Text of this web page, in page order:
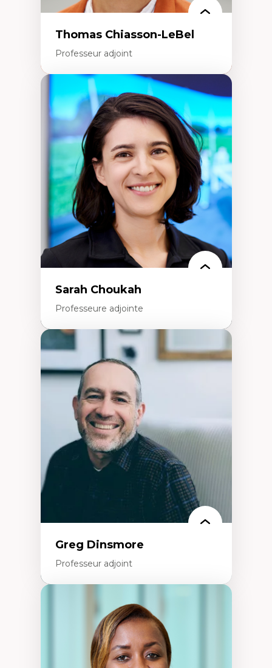
Thomas Chiasson-LeBel
Professeur adjoint
Expertises
Théories du développement
Économie politique comparée
Élites économiques
Sociologie économique
Extractivisme
Classes sociales
Mouvements sociaux
Théories de l’État
Sarah Choukah
Professeure adjointe
Expertises
Démocratisation des nouvelles
technologies et biotechnologies
Données ouvertes
Bioart, programmation et électronique
créatives
Histoire sociale et culturelle des
technologies numériques
Résistances et droits numériques
Internet des objets
Métavers
Problématiques relatives à l’intelligence
artificielle, l’apprentissage machine et les
Féminismes et nouvelles technologies
Greg Dinsmore
Professeur adjoint
Fragmentation des auditoires médiatiques
Analyse multi-plateforme des auditoires
médiatiques
Analyse des comportements numériques à
travers les données massives et l’IA